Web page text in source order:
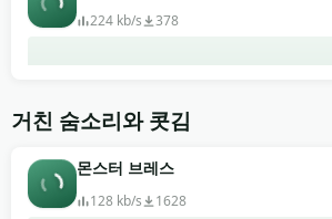
224 kb/s 378
거친 숨소리와 콧김
몬스터 브레스
128 kb/s 1628